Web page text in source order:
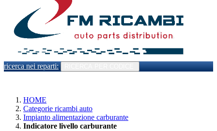
ricerca nei reparti:
HOME
Categorie ricambi auto
Impianto alimentazione carburante
Indicatore livello carburante